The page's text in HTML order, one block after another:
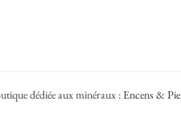
dédiée aux minéraux :Encens &